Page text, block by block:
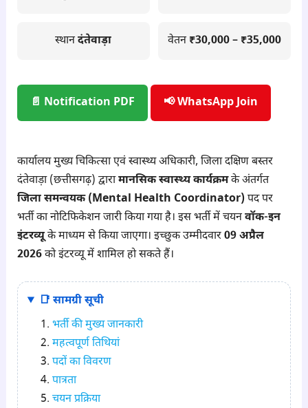
स्थानदंतेवाड़ा वेतन₹30,000 – ₹35,000
📄 Notification PDF 📢 WhatsApp Join
कार्यालय मुख्य चिकित्सा एवं स्वास्थ्य अधिकारी, जिला दक्षिण बस्तर
दंतेवाड़ा (छत्तीसगढ़) द्वारामानसिक स्वास्थ्य कार्यक्रमके अंतर्गत
जिला समन्वयक (Mental Health Coordinator) पद पर
भर्ती का नोटिफिकेशन जारी किया गया है। इस भर्ती में चयनवॉक-इन
इंटरव्यूके माध्यम से किया जाएगा। इच्छुक उम्मीदवार09 अप्रैल
2026को इंटरव्यू में शामिल हो सकते हैं।
📑 सामग्री सूची
भर्ती की मुख्य जानकारी
महत्वपूर्ण तिथियां
पदों का विवरण
पात्रता
चयन प्रक्रिया